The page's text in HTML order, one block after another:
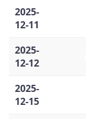
2025-
12-11
2025-
12-12
2025-
12-15